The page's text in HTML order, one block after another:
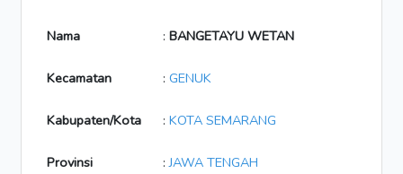
Nama : BANGETAYU WETAN
Kecamatan : GENUK
Kabupaten/Kota : KOTA SEMARANG
Provinsi :JAWA TENGAH